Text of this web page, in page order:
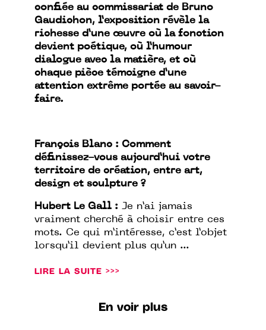
confiée au commissariat de Bruno
Gaudichon, l’exposition révèle la
richesse d’une œuvre où la fonction
devient poétique, où l’humour
dialogue avec la matière, et où
chaque pièce témoigne d’une
attention extrême portée au savoir-
faire.
François Blanc : Comment
définissez-vous aujourd’hui votre
territoire de création, entre art,
design et sculpture ?
Hubert Le Gall : Je n’ai jamais
vraiment cherché à choisir entre ces
mots. Ce qui m’intéresse, c’est l’objet
lorsqu’il devient plus qu’un ...
LIRE LA SUITE >>>
En voir plus